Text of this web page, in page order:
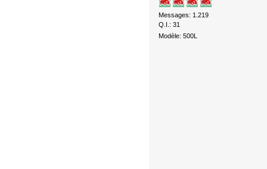
Messages: 1.219
Q.I.: 31
Modèle: 500L